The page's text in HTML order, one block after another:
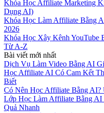
Khóa Học Affiliate Marketing
Dụng AI)
Khóa Học Làm Affiliate Bằng
2026
Khóa Học Xây Kênh
Từ A-Z
Bài viết mới nhất
Dịch Vụ Làm Video Bằng AI
Học Affiliate AI Có Cam Kết
Biết
Có Nên Học Affiliate Bằng
Lớp Học Làm Affiliate Bằng
Quả Nhanh